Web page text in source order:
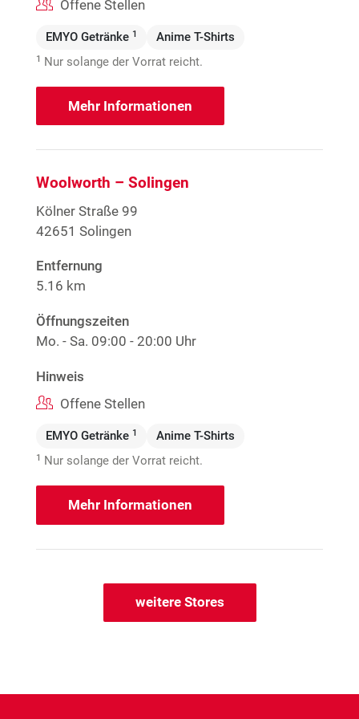
Offene Stellen
EMYO Getränke 1 Anime T-Shirts
1 Nur solange der Vorrat reicht.
Mehr Informationen
Woolworth – Solingen
Kölner Straße 99
42651 Solingen
Entfernung
5.16 km
Öffnungszeiten
Mo. - Sa. 09:00 - 20:00 Uhr
Hinweis
Offene Stellen
EMYO Getränke 1 Anime T-Shirts
1 Nur solange der Vorrat reicht.
Mehr Informationen
weitere Stores